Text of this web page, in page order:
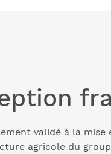
validé à la
agricole du